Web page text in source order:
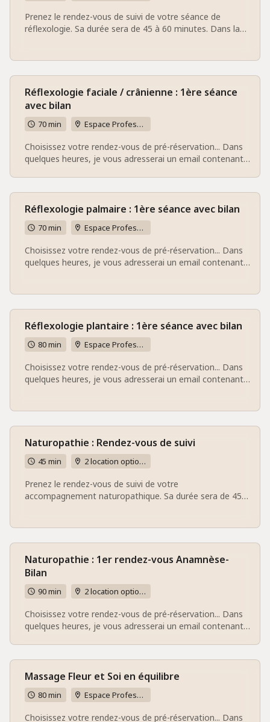
Prenez le rendez-vous de suivi de votre séance de
réflexologie. Sa durée sera de 45 à 60 minutes. Dans la
email de confirmation vous sera adressé. A très bientôt.
Karine
Réflexologie faciale / crânienne : 1ère séance
avec bilan
70 min Espace Professionnel bien-être Vitalis Naturae - 37 rue du placeau 60730 Sainte-Geneviève
Choisissez votre rendez-vous de pré-réservation... Dans
quelques heures, je vous adresserai un email contenant
minimum avant notre rendez-vous. A bientôt pour votre
première séance de réflexologie faciale/crânienne. Karine
Réflexologie palmaire : 1ère séance avec bilan
70 min Espace Professionnel bien-être Vitalis Naturae - 37 rue du placeau 60730 Sainte-Geneviève
Choisissez votre rendez-vous de pré-réservation... Dans
quelques heures, je vous adresserai un email contenant
minimum avant notre rendez-vous. A bientôt pour votre
première séance de réflexologie palmaire. Karine
Réflexologie plantaire : 1ère séance avec bilan
80 min Espace Professionnel bien-être Vitalis Naturae - 37 rue du placeau 60730 Sainte-Geneviève
Choisissez votre rendez-vous de pré-réservation... Dans
quelques heures, je vous adresserai un email contenant
minimum avant notre rendez-vous. A bientôt pour votre
première séance de réflexologie plantaire. Karine
Naturopathie : Rendez-vous de suivi
45 min 2 location options
Prenez le rendez-vous de suivi de votre
accompagnement naturopathique. Sa durée sera de 45
Naturopathie : 1er rendez-vous Anamnèse-
Bilan
90 min 2 location options
Choisissez votre rendez-vous de pré-réservation... Dans
quelques heures, je vous adresserai un email contenant
minimum avant notre rendez-vous. A bientôt pour votre
accompagnement naturopathique. Karine
Massage Fleur et Soi en équilibre
80 min Espace Professionnel bien-être Vitalis Naturae - 37 rue du placeau 60730 Sainte-Geneviève
Choisissez votre rendez-vous de pré-réservation... Dans